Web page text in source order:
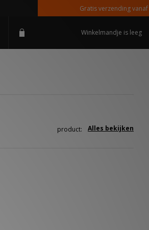
Gratis verzending vanaf
Winkelmandje is leeg
Alles bekijken
product: